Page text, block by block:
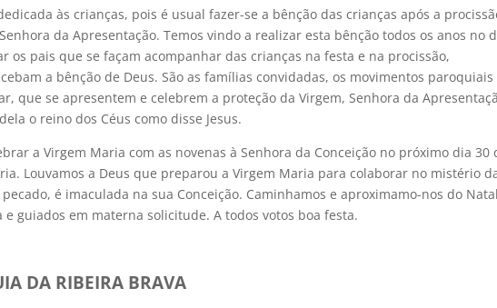
às crianças, pois é usual fazer-se a bênção das crianças após a
da Apresentação. Temos vindo a realizar esta bênção todos os anos no
os pais que se façam acompanhar das crianças na festa e na procissão,
a bênção de Deus. São as famílias convidadas, os movimentos paroquiais
que se apresentem e celebrem a proteção da Virgem, Senhora da
o reino dos Céus como disse Jesus.
a Virgem Maria com as novenas à Senhora da Conceição no próximo dia 30
Louvamos a Deus que preparou a Virgem Maria para colaborar no mistério
é imaculada na sua Conceição. Caminhamos e aproximamo-nos do
guiados em materna solicitude. A todos votos boa festa.
DA RIBEIRA BRAVA